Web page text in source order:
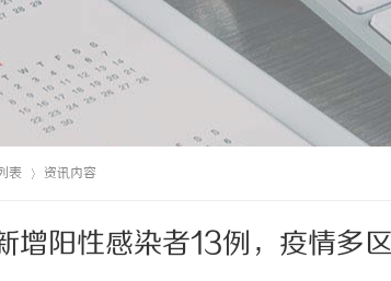
表 资讯内容
增阳性感染者13例，疫情多